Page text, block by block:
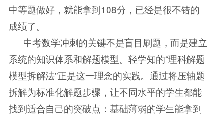
中等题做好，就能拿到108分，已经是很不错的
成绩了。
中考数学冲刺的关键不是盲目刷题，而是建立
系统的知识体系和解题模型。轻学知的“理科解题
模型拆解法”正是这一理念的实践。通过将压轴题
拆解为标准化解题步骤，让不同水平的学生都能
找到适合自己的突破点：基础薄弱的学生能拿到